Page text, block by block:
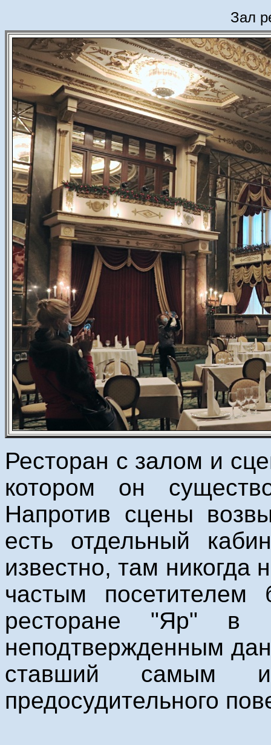
Зал
Ресторан с залом и
котором он
Напротив сцены
есть отдельный
известно, там
частым
ресторане "Яр" в
неподтвержденным
ставший самым
предосудительного